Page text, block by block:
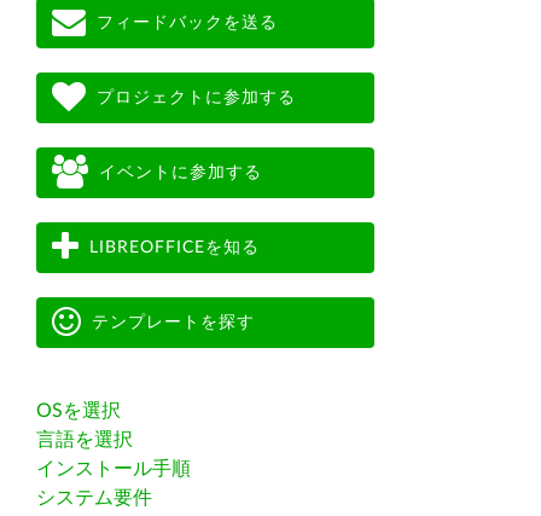
フィードバックを送る
プロジェクトに参加する
イベントに参加する
LIBREOFFICEを知る
テンプレートを探す
OSを選択
言語を選択
インストール手順
システム要件